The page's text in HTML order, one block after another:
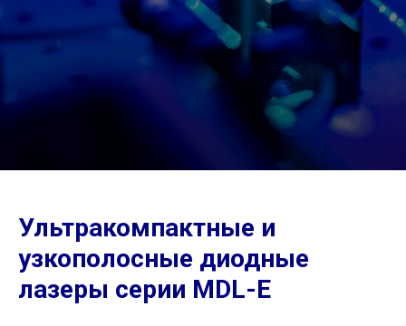
Ультракомпактные и
узкополосные диодные
лазеры серии MDL-E